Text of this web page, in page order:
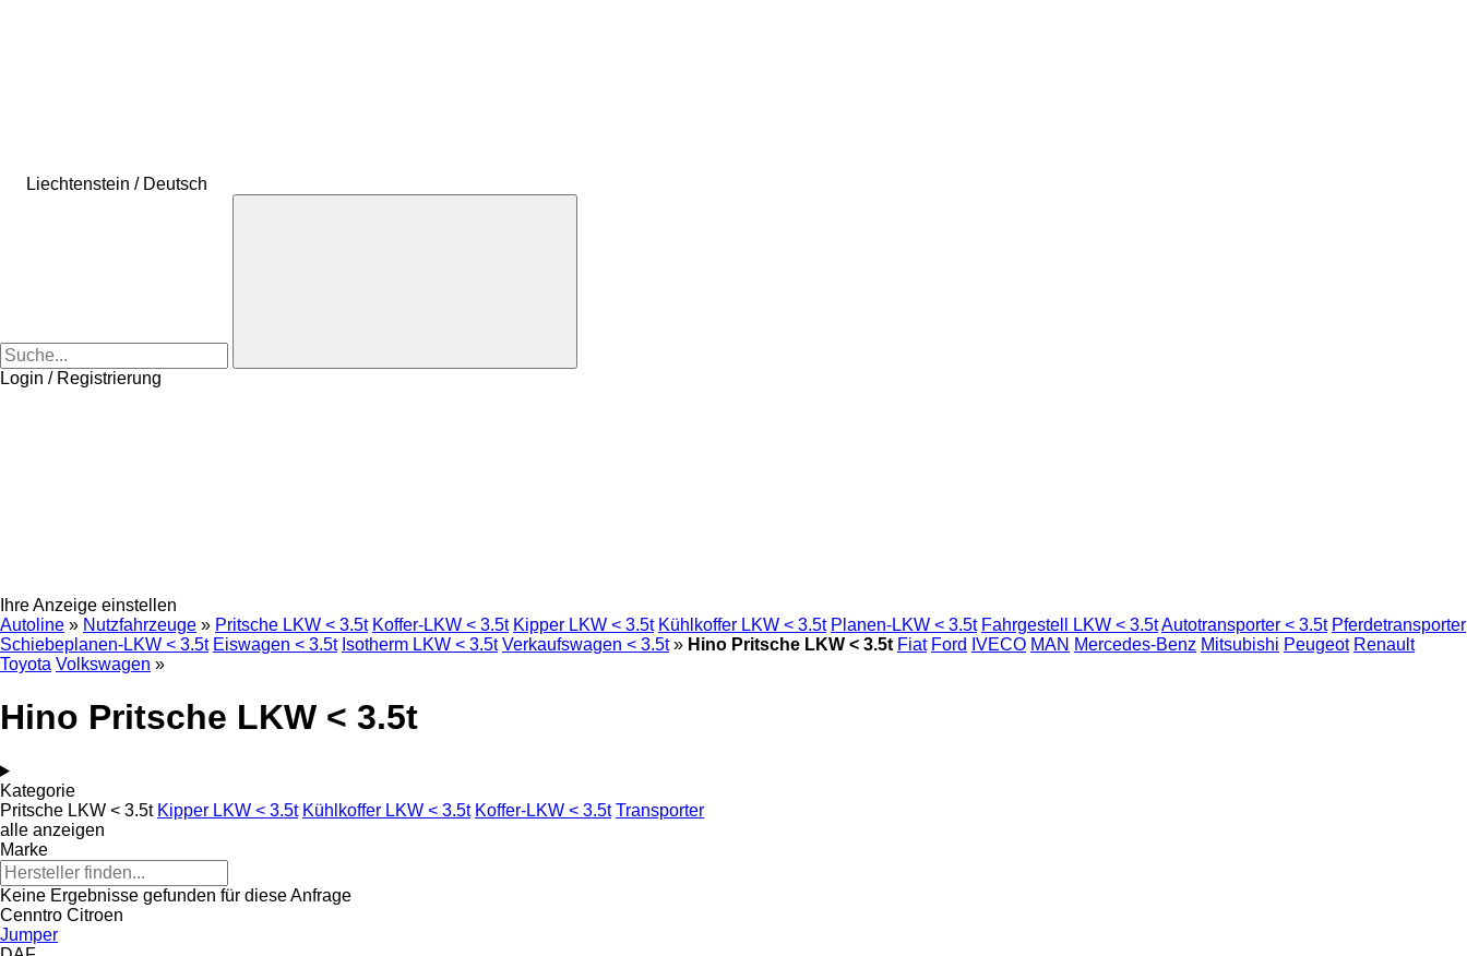
Liechtenstein / Deutsch
Login / Registrierung
Ihre Anzeige einstellen
Autoline » Nutzfahrzeuge » Pritsche LKW < 3.5t Koffer-LKW < 3.5t Kipper LKW < 3.5t Kühlkoffer LKW < 3.5t Planen-LKW < 3.5t Fahrgestell LKW < 3.5tAutotransporter < 3.5t Pferdetransporter
Schiebeplanen-LKW < 3.5t Eiswagen < 3.5t Isotherm LKW < 3.5t Verkaufswagen < 3.5t » Hino Pritsche LKW < 3.5t Fiat Ford IVECO MAN Mercedes-Benz Mitsubishi Peugeot Renault
Toyota Volkswagen »
Hino Pritsche LKW < 3.5t
Kategorie
Pritsche LKW < 3.5t Kipper LKW < 3.5t Kühlkoffer LKW < 3.5t Koffer-LKW < 3.5t Transporter
alle anzeigen
Marke
Keine Ergebnisse gefunden für diese Anfrage
Cenntro Citroen
Jumper